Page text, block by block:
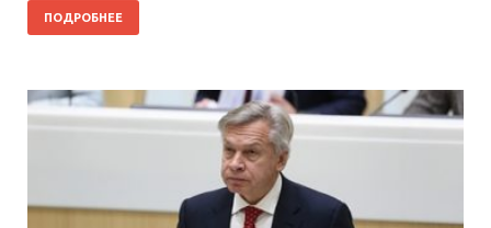
ПОДРОБНЕЕ